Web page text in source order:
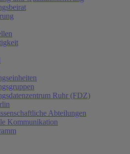
Ruhr (FDZ)
Abteilungen
Kommunikation